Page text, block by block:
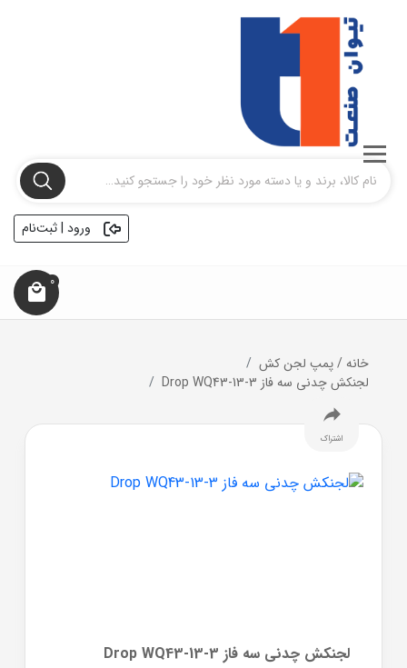
ورود | ثبت‌نام
0
خانه/پمپ لجن کش
لجنکش چدنی سه فاز Drop WQ43-13-3
اشتراک
لجنکش چدنی سه فاز Drop WQ43-13-3